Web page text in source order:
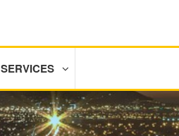
SERVICES